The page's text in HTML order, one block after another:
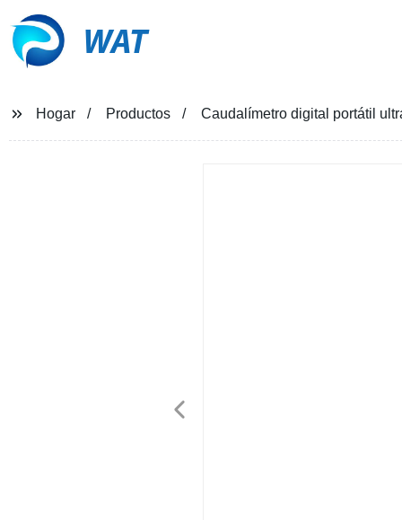
WAT
Hogar Productos Caudalímetro digital portátil